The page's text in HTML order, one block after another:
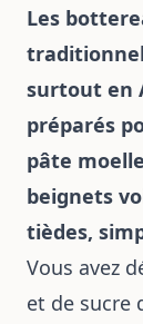
Les
surtout en
préparés
pâte
beignets
tièdes,
Vous avez
et de sucre